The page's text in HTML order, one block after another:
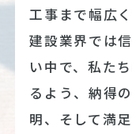
工事まで幅広
建設業界では
い中で、私た
るよう、納得
明、そして満